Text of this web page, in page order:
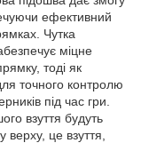
ефективний
Чутка
міцне
тоді як
точного контролю
під час гри.
взуття будуть
верху, це взуття,